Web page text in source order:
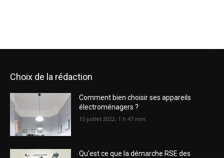
Choix de la rédaction
Comment bien choisir ses appareils
électroménagers ?
15 juillet 2022, 1 h 47 min
Qu’est ce que la démarche RSE des